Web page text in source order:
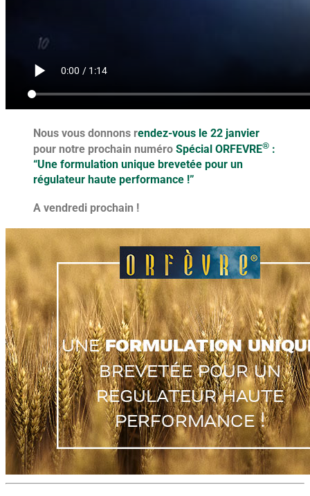
Nous vous donnons rendez-vous le 22 janvier
pour notre prochain numéro Spécial ORFEVRE® :
“Une formulation unique brevetée pour un
régulateur haute performance !”
A vendredi prochain !